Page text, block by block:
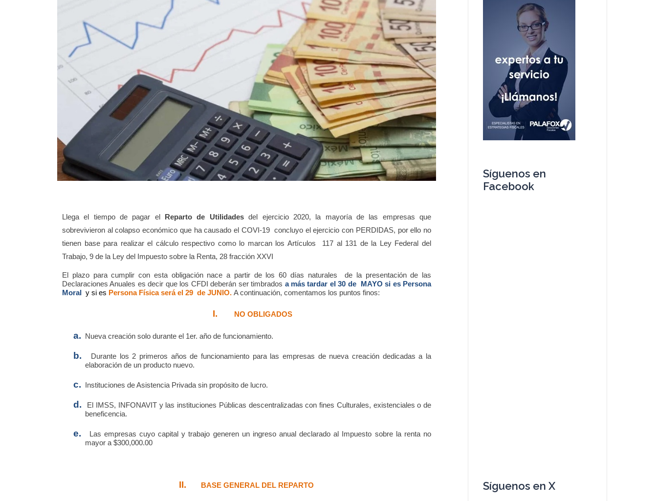
Llega el tiempo de pagar el Reparto de Utilidadesdel ejercicio 2020, la mayoría de las empresas que
sobrevivieron al colapso económico que ha causado el COVI-19 concluyo el ejercicio con PERDIDAS, por ello no
tienen base para realizar el cálculo respectivo como lo marcan los Artículos
117 al 131 de la Ley Federal del
Trabajo, 9 de la Ley del Impuesto sobre la Renta, 28 fracción XXVI
El plazo para cumplir con esta obligación nace a partir de los 60 días naturales
de la presentación de las
Declaraciones Anuales es decir que los CFDI deberán ser timbrados a más tardar el 30 de
MAYO si es Persona
Moral y si es Persona Física será el 29 de JUNIO. A continuación, comentamos los puntos finos:
I. NO OBLIGADOS
a. Nueva creación solo durante el 1er. año de funcionamiento.
b.
Durante los 2 primeros años de funcionamiento para las empresas de nueva creación dedicadas a la
elaboración de un producto nuevo.
c. Instituciones de Asistencia Privada sin propósito de lucro.
d.
El IMSS, INFONAVIT y las instituciones Públicas descentralizadas con fines Culturales, existenciales o de
beneficencia.
e.
Las empresas cuyo capital y trabajo generen un ingreso anual declarado al Impuesto sobre la renta no
mayor a $300,000.00
II. BASE GENERAL DEL REPARTO
Síguenos en
Facebook
Síguenos en X